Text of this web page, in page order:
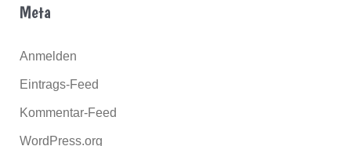
Meta
Anmelden
Eintrags-Feed
Kommentar-Feed
WordPress.org